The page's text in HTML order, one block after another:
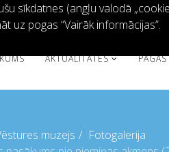
AKTUALITĀTES
muzejs
Fotogalerija
sīkdatnes (angļu valodā
uz pogas “Vairāk informācijas”.